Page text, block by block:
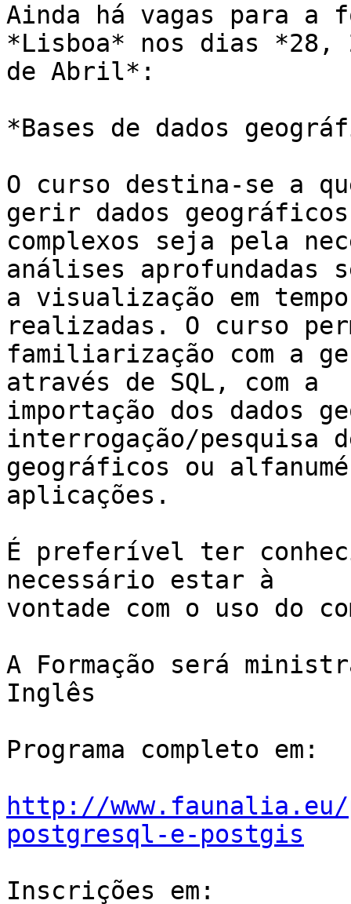
Ainda há vagas para a
*Lisboa* nos dias *28,
de Abril*:
*Bases de dados
O curso destina-se a
gerir dados geográficos
complexos seja pela
análises aprofundadas
a visualização em
realizadas. O curso
familiarização com a
através de SQL, com a
importação dos dados
interrogação/pesquisa
geográficos ou
aplicações.
É preferível ter
necessário estar à
vontade com o uso do
A Formação será
Inglês
Programa completo em:
http://
postgresql-e-postgis